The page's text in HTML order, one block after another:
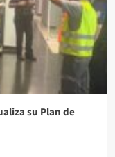
su Plan de